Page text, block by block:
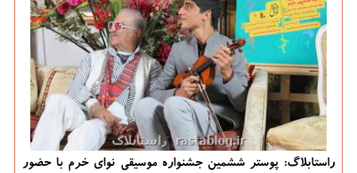
راستابلاگ: پوستر ششمین جشنواره موسیقی نوای خرم با حضور